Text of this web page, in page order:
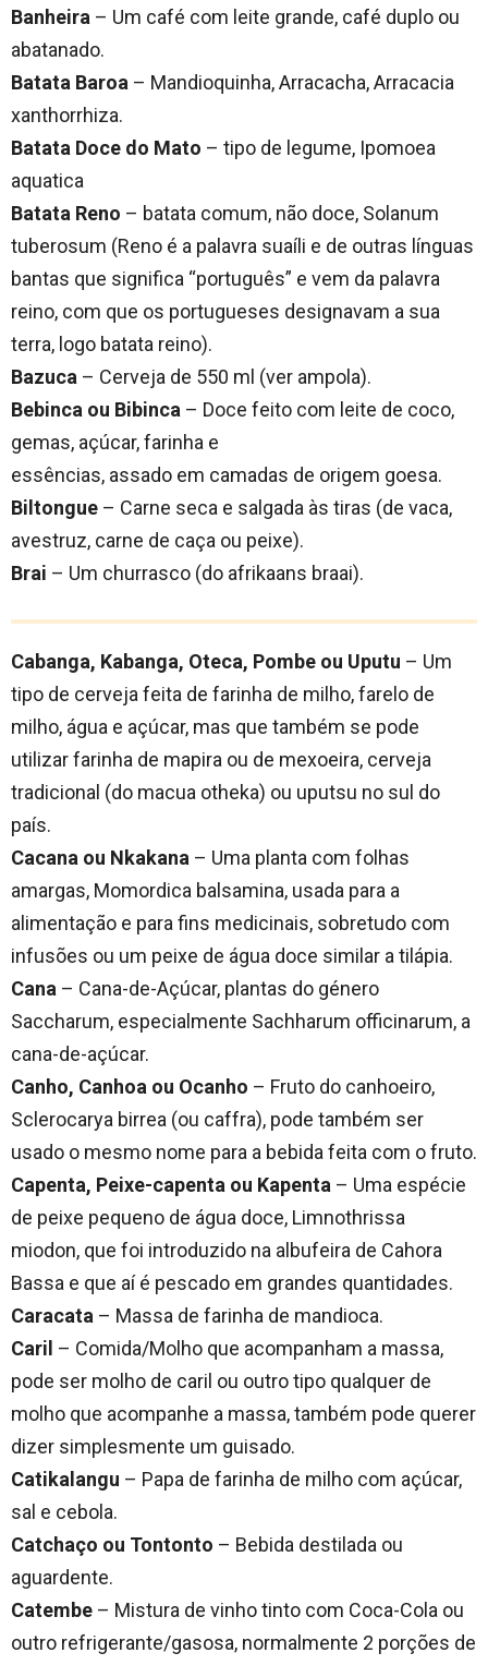
Banheira – Um café com leite grande, café duplo ou
abatanado.
Batata Baroa – Mandioquinha, Arracacha, Arracacia
xanthorrhiza.
Batata Doce do Mato – tipo de legume, Ipomoea
aquatica
Batata Reno – batata comum, não doce, Solanum
tuberosum (Reno é a palavra suaíli e de outras línguas
bantas que significa “português” e vem da palavra
reino, com que os portugueses designavam a sua
terra, logo batata reino).
Bazuca – Cerveja de 550 ml (ver ampola).
Bebinca ou Bibinca – Doce feito com leite de coco,
gemas, açúcar, farinha e
essências, assado em camadas de origem goesa.
Biltongue – Carne seca e salgada às tiras (de vaca,
avestruz, carne de caça ou peixe).
Brai – Um churrasco (do afrikaans braai).
Cabanga, Kabanga, Oteca, Pombe ou Uputu – Um
tipo de cerveja feita de farinha de milho, farelo de
milho, água e açúcar, mas que também se pode
utilizar farinha de mapira ou de mexoeira, cerveja
tradicional (do macua otheka) ou uputsu no sul do
país.
Cacana ou Nkakana – Uma planta com folhas
amargas, Momordica balsamina, usada para a
alimentação e para fins medicinais, sobretudo com
infusões ou um peixe de água doce similar a tilápia.
Cana – Cana-de-Açúcar, plantas do género
Saccharum, especialmente Sachharum officinarum, a
cana-de-açúcar.
Canho, Canhoa ou Ocanho – Fruto do canhoeiro,
Sclerocarya birrea (ou caffra), pode também ser
usado o mesmo nome para a bebida feita com o fruto.
Capenta, Peixe-capenta ou Kapenta – Uma espécie
de peixe pequeno de água doce, Limnothrissa
miodon, que foi introduzido na albufeira de Cahora
Bassa e que aí é pescado em grandes quantidades.
Caracata – Massa de farinha de mandioca.
Caril – Comida/Molho que acompanham a massa,
pode ser molho de caril ou outro tipo qualquer de
molho que acompanhe a massa, também pode querer
dizer simplesmente um guisado.
Catikalangu – Papa de farinha de milho com açúcar,
sal e cebola.
Catchaço ou Tontonto – Bebida destilada ou
aguardente.
Catembe – Mistura de vinho tinto com Coca-Cola ou
outro refrigerante/gasosa, normalmente 2 porções de